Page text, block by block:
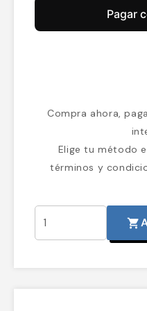
Compra ahora,
Elige tu método
términos y
shopping_cart